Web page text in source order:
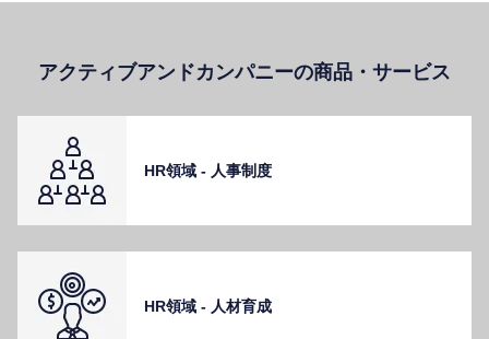
アクティブアンドカンパニーの商品・サービス
HR領域 - ⼈事制度
HR領域 - ⼈材育成